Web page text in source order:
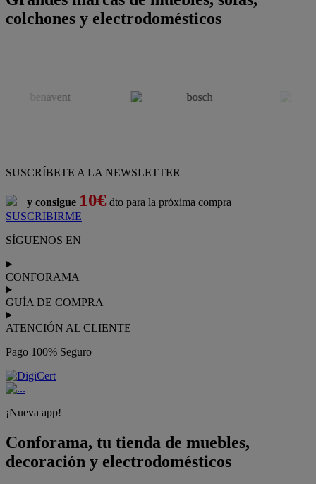
colchones y electrodomésticos
SUSCRÍBETE A LA NEWSLETTER
y consigue 10€ dto para la próxima compra
SUSCRIBIRME
SÍGUENOS EN
CONFORAMA
GUÍA DE COMPRA
ATENCIÓN AL CLIENTE
Pago 100% Seguro
¡Nueva app!
Conforama, tu tienda de muebles,
decoración y electrodomésticos